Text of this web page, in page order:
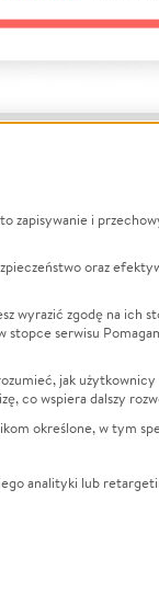
na
Finansowa
zapisywanie i
oraz
wyrazić zgodę na ich
stopce serwisu
jak użytkownicy
co wspiera dalszy
określone, w tym
analityki lub